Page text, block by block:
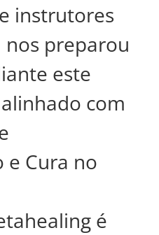
instrutores
nos preparou
este
com
e Cura no
é